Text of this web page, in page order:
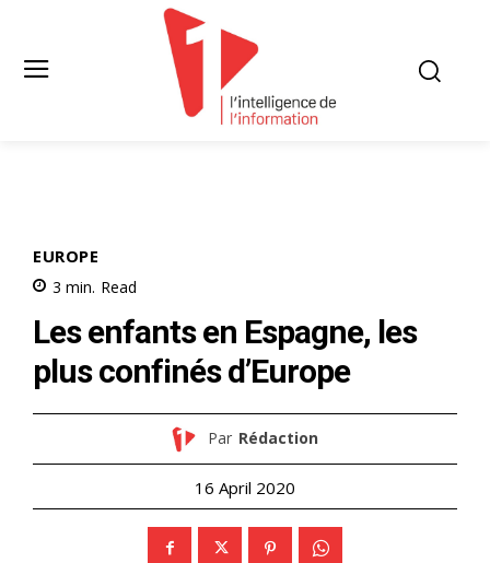
EUROPE
3 min. Read
Les enfants en Espagne, les
plus confinés d’Europe
Par Rédaction
16 April 2020